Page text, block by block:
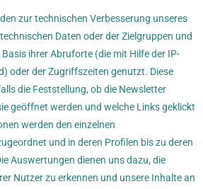
zur technischen Verbesserung unseres
Daten oder der Zielgruppen und
ihrer Abruforte (die mit Hilfe der IP-
oder der Zugriffszeiten genutzt. Diese
die Feststellung, ob die Newsletter
geöffnet werden und welche Links geklickt
werden den einzelnen
und in deren Profilen bis zu deren
Auswertungen dienen uns dazu, die
Nutzer zu erkennen und unsere Inhalte an